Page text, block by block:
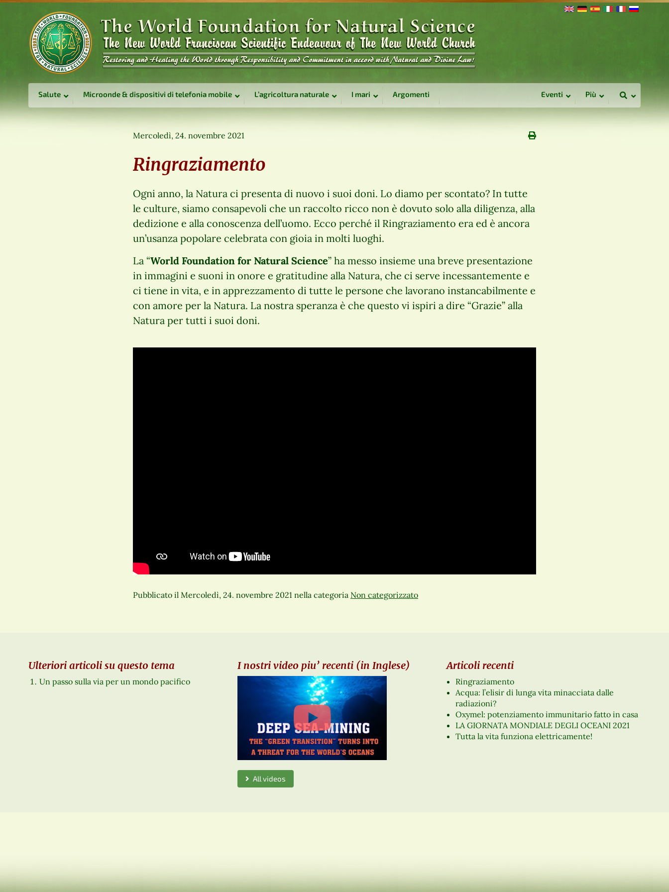
Salute Microonde & dispositivi di telefonia mobile L’agricoltura naturale I mari Argomenti Eventi Più
Mercoledì, 24. novembre 2021
Ringraziamento
Ogni anno, la Natura ci presenta di nuovo i suoi doni. Lo diamo per scontato? In tutte
le culture, siamo consapevoli che un raccolto ricco non è dovuto solo alla diligenza, alla
dedizione e alla conoscenza dell’uomo. Ecco perché il Ringraziamento era ed è ancora
un’usanza popolare celebrata con gioia in molti luoghi.
La “World Foundation for Natural Science” ha messo insieme una breve presentazione
in immagini e suoni in onore e gratitudine alla Natura, che ci serve incessantemente e
ci tiene in vita, e in apprezzamento di tutte le persone che lavorano instancabilmente e
con amore per la Natura. La nostra speranza è che questo vi ispiri a dire “Grazie” alla
Natura per tutti i suoi doni.
Pubblicato il Mercoledì, 24. novembre 2021 nella categoria Non categorizzato
Ulteriori articoli su questo tema
Un passo sulla via per un mondo pacifico
I nostri video piu’ recenti (in Inglese)
All videos
Articoli recenti
Ringraziamento
Acqua: l’elisir di lunga vita minacciata dalle
radiazioni?
Oxymel: potenziamento immunitario fatto in casa
LA GIORNATA MONDIALE DEGLI OCEANI 2021
Tutta la vita funziona elettricamente!